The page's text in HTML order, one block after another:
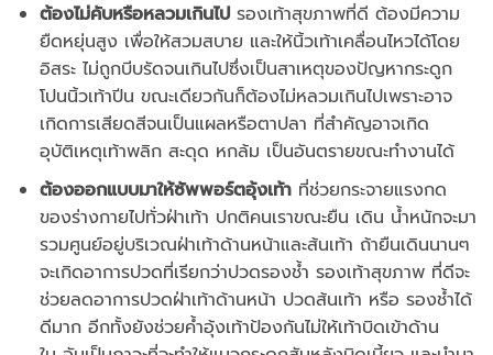
ต้องไม่คับหรือหลวมเกินไปรองเท้าสุขภาพที่ดี ต้องมีความ
ยืดหยุ่นสูง เพื่อให้สวมสบาย และให้นิ้วเท้าเคลื่อนไหวได้โดย
อิสระ ไม่ถูกบีบรัดจนเกินไปซึ่งเป็นสาเหตุของปัญหากระดูก
โปนนิ้วเท้าปีน ขณะเดียวกันก็ต้องไม่หลวมเกินไปเพราะอาจ
เกิดการเสียดสีจนเป็นแผลหรือตาปลา ที่สำคัญอาจเกิด
อุบัติเหตุเท้าพลิก สะดุด หกล้ม เป็นอันตรายขณะทำงานได้
ต้องออกแบบมาให้ซัพพอร์ตอุ้งเท้าที่ช่วยกระจายแรงกด
ของร่างกายไปทั่วฝ่าเท้า ปกติคนเราขณะยืน เดิน น้ำหนักจะมา
รวมศูนย์อยู่บริเวณฝ่าเท้าด้านหน้าและส้นเท้า ถ้ายืนเดินนานๆ
จะเกิดอาการปวดที่เรียกว่าปวดรองช้ำ รองเท้าสุขภาพ ที่ดีจะ
ช่วยลดอาการปวดฝ่าเท้าด้านหน้า ปวดส้นเท้า หรือ รองช้ำได้
ดีมากอีกทั้งยังช่วยค้ำอุ้งเท้าป้องกันไม่ให้เท้าบิดเข้าด้าน